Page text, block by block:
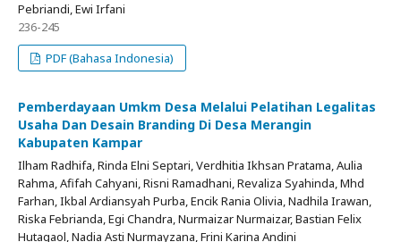
Pebriandi, Ewi Irfani
236-245
PDF (Bahasa Indonesia)
Pemberdayaan Umkm Desa Melalui Pelatihan Legalitas
Usaha Dan Desain Branding Di Desa Merangin
Kabupaten Kampar
Ilham Radhifa, Rinda Elni Septari, Verdhitia Ikhsan Pratama, Aulia
Rahma, Afifah Cahyani, Risni Ramadhani, Revaliza Syahinda, Mhd
Farhan, Ikbal Ardiansyah Purba, Encik Rania Olivia, Nadhila Irawan,
Riska Febrianda, Egi Chandra, Nurmaizar Nurmaizar, Bastian Felix
Hutagaol, Nadia Asti Nurmayzana, Frini Karina Andini